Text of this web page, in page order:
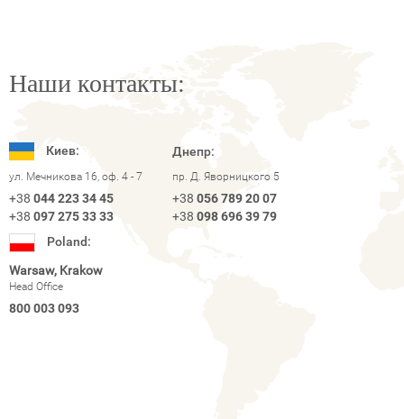
Наши контакты:
Киев:
ул. Мечникова 16, оф. 4 - 7
+38 044 223 34 45
+38 097 275 33 33
Днепр:
пр. Д. Яворницкого 5
+38 056 789 20 07
+38 098 696 39 79
Poland:
Warsaw, Krakow
Head Office
800 003 093